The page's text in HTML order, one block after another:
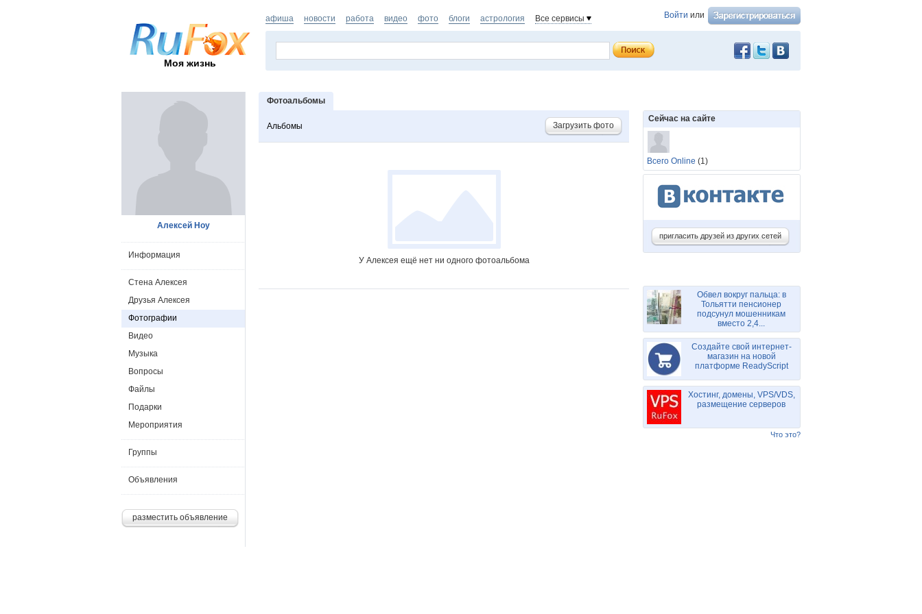
Моя жизнь
Войти или
афиша новости работа видео фото блоги астрология Все сервисы
Фотоальбомы
Альбомы Загрузить фото
У Алексея ещё нет ни одного фотоальбома
Алексей Ноу
Информация
Стена Алексея
Друзья Алексея
Фотографии
Видео
Музыка
Вопросы
Файлы
Подарки
Мероприятия
Группы
Объявления
разместить объявление
Сейчас на сайте
Всего Online (1)
пригласить друзей из других сетей
Обвел вокруг пальца: в
Тольятти пенсионер
подсунул мошенникам
вместо 2,4...
Создайте свой интернет-
магазин на новой
платформе ReadyScript
Хостинг, домены, VPS/VDS,
размещение серверов
Что это?